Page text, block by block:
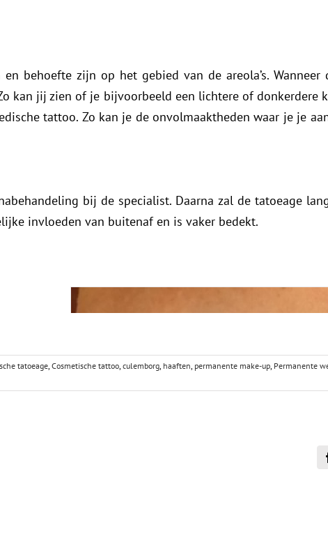
behoefte zijn op het gebied van de areola’s.
kan jij zien of je bijvoorbeeld een lichtere of donkerdere
tattoo. Zo kan je de onvolmaaktheden waar je je
bij de specialist. Daarna zal de tatoeage
invloeden van buitenaf en is vaker bedekt.
tatoeage, Cosmetische tattoo, culemborg, haaften, permanente make-up, Permanente